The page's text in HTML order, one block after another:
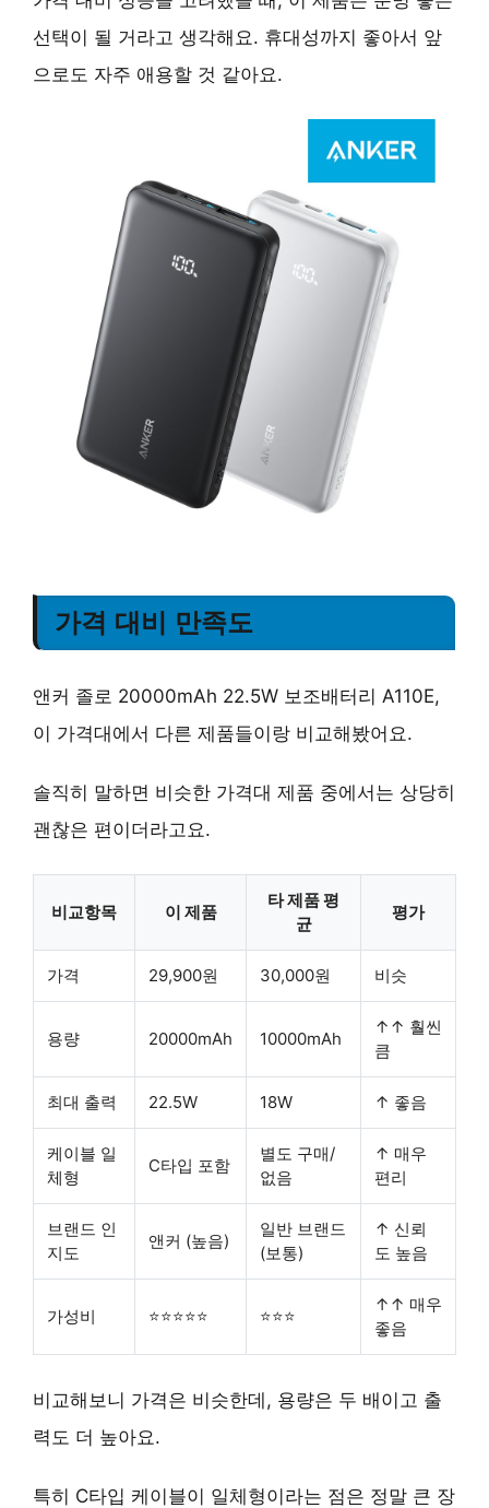
선택이 될 거라고 생각해요. 휴대성까지 좋아서 앞
으로도 자주 애용할 것 같아요.
가격 대비 만족도
앤커 졸로 20000mAh 22.5W 보조배터리 A110E,
이 가격대에서 다른 제품들이랑 비교해봤어요.
솔직히 말하면 비슷한 가격대 제품 중에서는 상당히
괜찮은 편이더라고요.
비교항목 이 제품
타 제품 평
균
평가
가격 29,900원 30,000원 비슷
용량 20000mAh 10000mAh
↑↑ 훨씬
큼
최대 출력 22.5W 18W ↑ 좋음
케이블 일
체형
C타입 포함
별도 구매/
없음
↑ 매우
편리
브랜드 인
지도
앤커 (높음)
일반 브랜드
(보통)
↑ 신뢰
도 높음
가성비 ⭐⭐⭐⭐⭐ ⭐⭐⭐
↑↑ 매우
좋음
비교해보니 가격은 비슷한데, 용량은 두 배이고 출
력도 더 높아요.
특히 C타입 케이블이 일체형이라는 점은 정말 큰 장